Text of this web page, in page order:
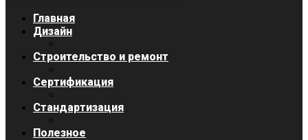
Главная
Дизайн
Строительство и ремонт
Сертификация
Стандартизация
Полезное